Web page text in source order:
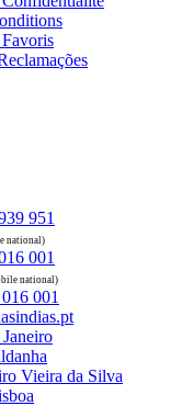
951
national)
001
national)
001
Vieira da Silva